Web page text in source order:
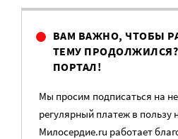
ВАМ ВАЖНО, ЧТОБЫ
ТЕМУ
ПОРТАЛ!
Мы просим подписаться на
регулярный платеж в пользу
Милосердие.ru работает